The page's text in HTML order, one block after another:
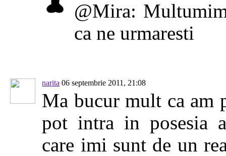
@Mira:
ca ne urmaresti
narita 06 septembrie 2011, 21:08
Ma bucur mult ca am
pot intra in posesia
care imi sunt de un